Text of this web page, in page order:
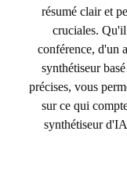
résumé clair et
cruciales.
conférence, d'un
synthétiseur
précises, vous
sur ce qui
synthétiseur